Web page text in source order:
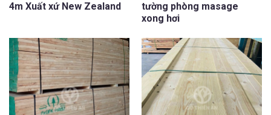
4m Xuất xứ New Zealand
tường phòng masage
xong hơi